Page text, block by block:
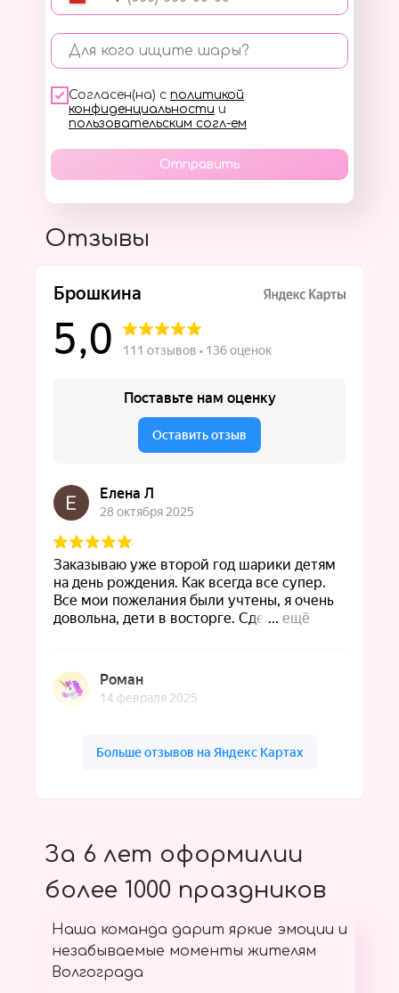
Для кого ищите шары?
Согласен(на) с политикой
конфиденциальности и
пользовательским согл-ем
Отправить
Отзывы
За 6 лет оформилии
более 1000 праздников
Наша команда дарит яркие эмоции и
незабываемые моменты жителям
Волгограда